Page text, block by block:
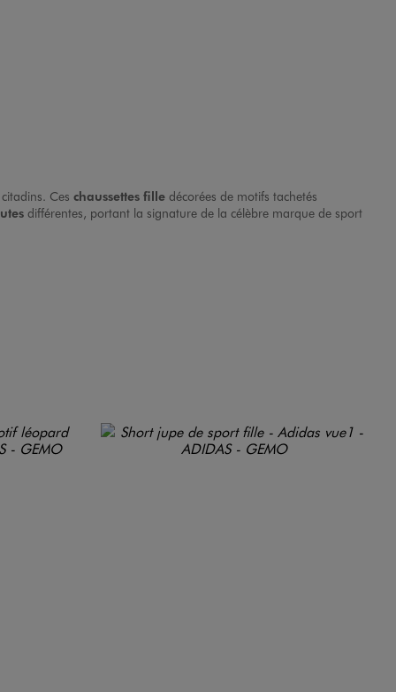
Ces chaussettes fille décorées de motifs tachetés
différentes, portant la signature de la célèbre marque de sport